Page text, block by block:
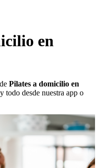
en
Pilates a domicilio en
todo desde nuestra app o